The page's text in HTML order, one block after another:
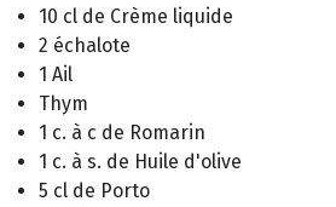
10 cl de Crème liquide
2 échalote
1 Ail
Thym
1 c. à c de Romarin
1 c. à s. de Huile d'olive
5 cl de Porto